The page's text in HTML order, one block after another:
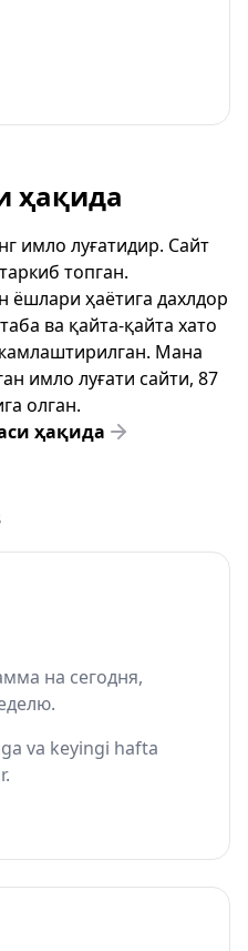
ҳақида
имло луғатидир. Сайт
топган.
ёшлари ҳаётига дахлдор
ва қайта-қайта хато
Мана
имло луғати сайти, 87
олган.
ҳақида
на сегодня,
va keyingi hafta